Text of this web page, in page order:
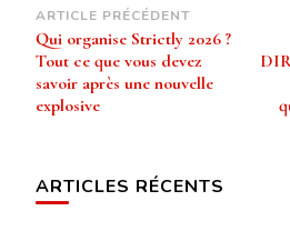
Navigation
d’article
ARTICLE PRÉCÉDENT
Qui organise Strictly 2026 ?
Tout ce que vous devez
savoir après une nouvelle
explosive
ARTICLES RÉCENTS